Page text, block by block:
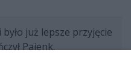
już lepsze przyjęcie
Pajenk.